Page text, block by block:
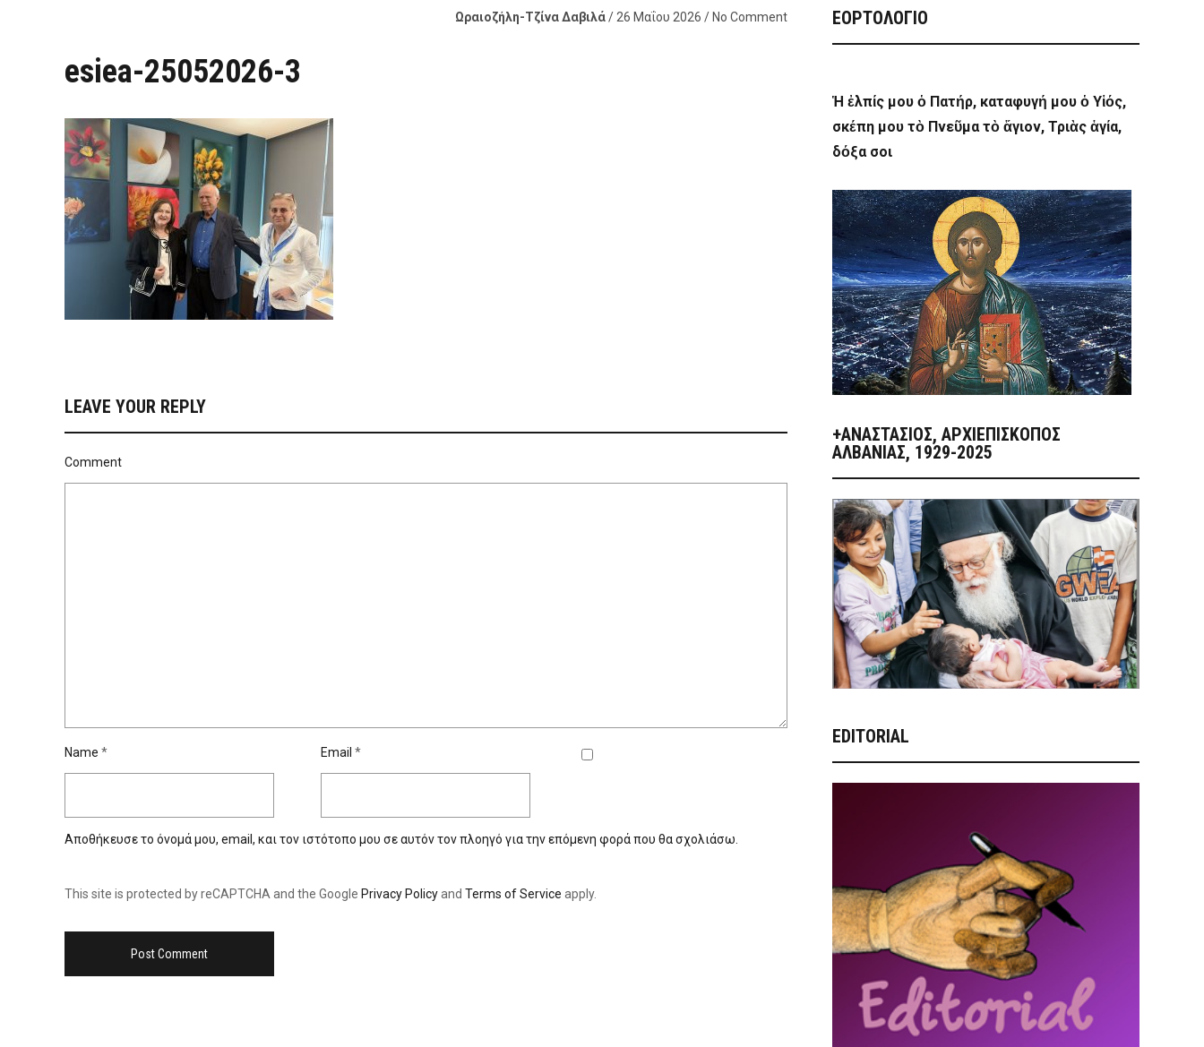
Ωραιοζήλη-Τζίνα Δαβιλά/ 26 Μαΐου 2026 / No Comment
esiea-25052026-3
LEAVE YOUR REPLY
Comment
Name * Email *
Αποθήκευσε το όνομά μου, email, και τον ιστότοπο μου σε αυτόν τον πλοηγό για την επόμενη φορά που θα σχολιάσω.
This site is protected by reCAPTCHA and the Google Privacy Policyand Terms of Service apply.
ΕΟΡΤΟΛΟΓΙΟ
Ἡ ἐλπίς μου ὁ Πατήρ, καταφυγή μου ὁ Υἱός,
σκέπη μου τὸ Πνεῦμα τὸ ἅγιον, Τριὰς ἁγία,
δόξα σοι
+ΑΝΑΣΤΆΣΙΟΣ, ΑΡΧΙΕΠΊΣΚΟΠΟΣ
ΑΛΒΑΝΊΑΣ, 1929-2025
EDITORIAL